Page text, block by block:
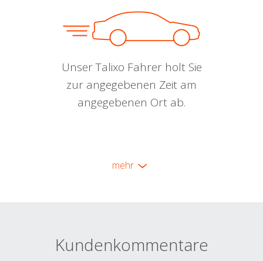
Unser Talixo Fahrer holt Sie
zur angegebenen Zeit am
angegebenen Ort ab.
mehr
Kundenkommentare